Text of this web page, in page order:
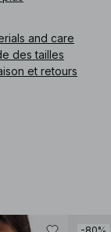
and care
des tailles
et retours
-80%